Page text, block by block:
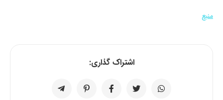
منبع
اشتراک گذاری: